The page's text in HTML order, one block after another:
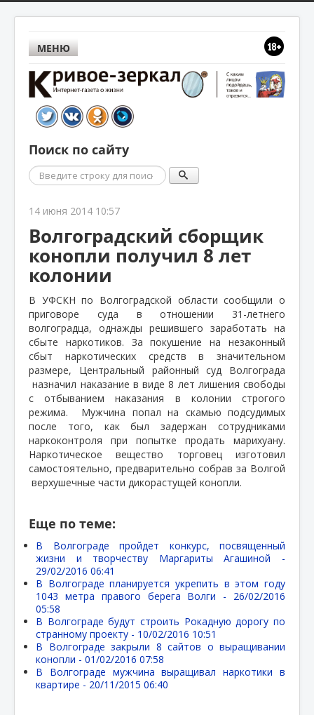
МЕНЮ
Поиск по сайту
Поиск
14 июня 2014 10:57
Волгоградский сборщик
конопли получил 8 лет
колонии
В УФСКН по Волгоградской области сообщили о
приговоре суда в отношении 31-летнего
волгоградца, однажды решившего заработать на
сбыте наркотиков. За покушение на незаконный
сбыт наркотических средств в значительном
размере, Центральный районный суд Волгограда
назначил наказание в виде 8 лет лишения свободы
с отбыванием наказания в колонии строгого
режима.
Мужчина попал на скамью подсудимых
после того, как был задержан сотрудниками
наркоконтроля при попытке продать марихуану.
Наркотическое вещество торговец изготовил
самостоятельно, предварительно собрав за Волгой
верхушечные части дикорастущей конопли.
Еще по теме:
В Волгограде пройдет конкурс, посвященный
жизни и творчеству Маргариты Агашиной -
29/02/2016 06:41
В Волгограде планируется укрепить в этом году
1043 метра правого берега Волги - 26/02/2016
05:58
В Волгограде будут строить Рокадную дорогу по
странному проекту - 10/02/2016 10:51
В Волгограде закрыли 8 сайтов о выращивании
конопли - 01/02/2016 07:58
В Волгограде мужчина выращивал наркотики в
квартире - 20/11/2015 06:40